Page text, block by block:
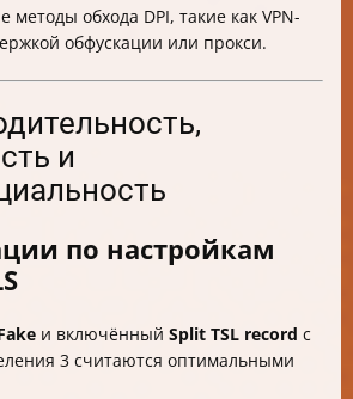
методы обхода DPI, такие как VPN-
обфускации или прокси.
и
по настройкам
и включённый Split TSL record с
3 считаются оптимальными